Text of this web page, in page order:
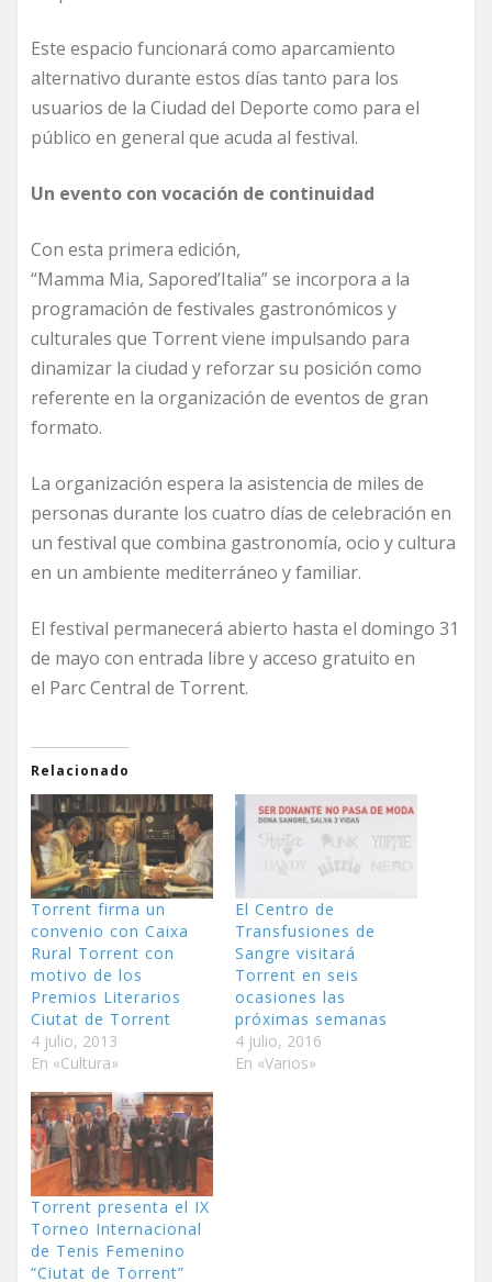
Este espacio funcionará como aparcamiento
alternativo durante estos días tanto para los
usuarios de la Ciudad del Deporte como para el
público en general que acuda al festival.
Un evento con vocación de continuidad
Con esta primera edición,
“Mamma Mia, Sapored’Italia” se incorpora a la
programación de festivales gastronómicos y
culturales que Torrent viene impulsando para
dinamizar la ciudad y reforzar su posición como
referente en la organización de eventos de gran
formato.
La organización espera la asistencia de miles de
personas durante los cuatro días de celebración en
un festival que combina gastronomía, ocio y cultura
en un ambiente mediterráneo y familiar.
El festival permanecerá abierto hasta el domingo 31
de mayo con entrada libre y acceso gratuito en
el Parc Central de Torrent.
Relacionado
Torrent firma un
convenio con Caixa
Rural Torrent con
motivo de los
Premios Literarios
Ciutat de Torrent
4 julio, 2013
En «Cultura»
El Centro de
Transfusiones de
Sangre visitará
Torrent en seis
ocasiones las
próximas semanas
4 julio, 2016
En «Varios»
Torrent presenta el IX
Torneo Internacional
de Tenis Femenino
“Ciutat de Torrent”